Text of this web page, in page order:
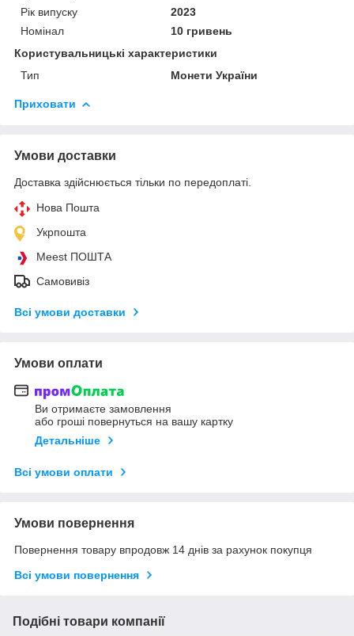
Рік випуску
2023
Номінал
10 гривень
Користувальницькі характеристики
Тип
Монети України
Приховати
Умови доставки
Доставка здійснюється тільки по передоплаті.
Нова Пошта
Укрпошта
Meest ПОШТА
Самовивіз
Всі умови доставки
Умови оплати
Ви отримаєте замовлення
або гроші повернуться на вашу картку
Детальніше
Всі умови оплати
Умови повернення
Повернення товару впродовж 14 днів за рахунок покупця
Всі умови повернення
Подібні товари компанії